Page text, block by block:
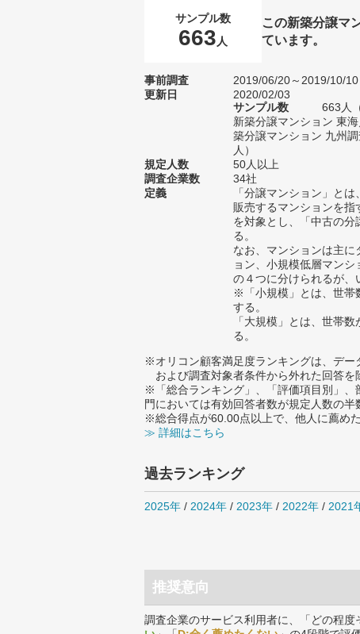
サンプル数
663 人
この新築分譲マ
ています。
事前調査
2019/06/20～2019/10/10
更新日
2020/02/03
サンプル数
663人
新築分譲マンション 東
築分譲マンション 九州
人）
規定人数
50人以上
調査企業数
34社
定義
「分譲マンション」と
販売するマンションを指
を対象とし、「中古の
る。
なお、マンションは主
ョン、小規模低層マン
の４つに分けられるが、
※「小規模」とは、世帯
する。
「大規模」とは、世帯
る。
※オリコン顧客満足度ランキングは、デー
および調査対象者条件から外れた回答を
※「総合ランキング」、「評価項目別」、
門においては有効回答者数が規定人数の半
※総合得点が60.00点以上で、他人に薦め
≫ 詳細はこちら
過去ランキング
2025年 / 2024年 / 2023年 / 2022年 / 2021
推奨意向
調査企業のサービス利用者に、「どの程